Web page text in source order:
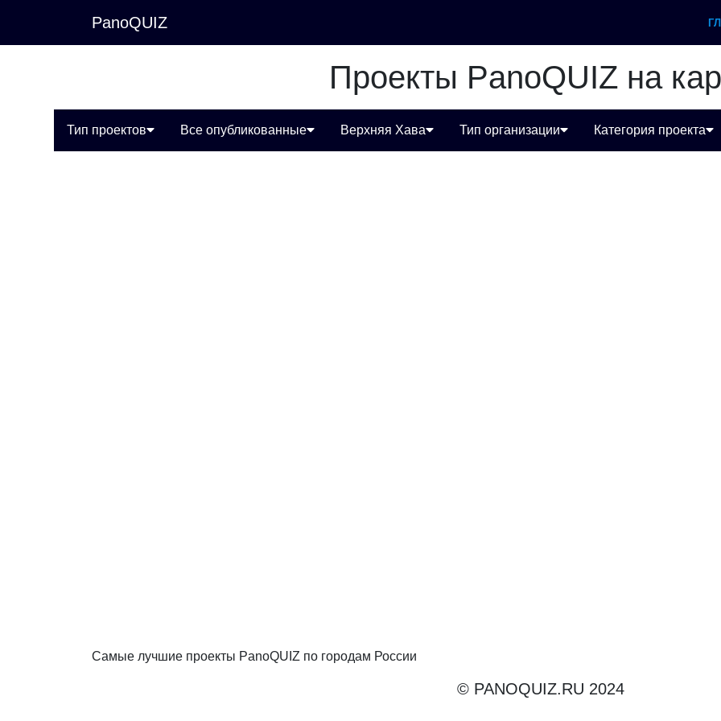
PanoQUIZ
Проекты PanoQUIZ на
Тип проектов Все опубликованные Верхняя Хава Тип организации Категория проекта
Самые лучшие проекты PanoQUIZ по городам России
© PANOQUIZ.RU 2024